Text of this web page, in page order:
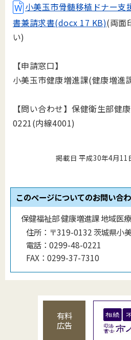
小美玉市骨髄移植ドナー支
書兼請求書(docx 17 KB)(両面
い)
【申請窓口】
小美玉市健康増進課(健康増進
【問い合わせ】保健衛生部健
0221(内線4001)
掲載日 平成30年4月11
このページについてのお問い合
保健福祉部 健康増進課 地域医
住所： 〒319-0132 茨城県小
電話： 0299-48-0221
FAX： 0299-37-7310
有料
広告